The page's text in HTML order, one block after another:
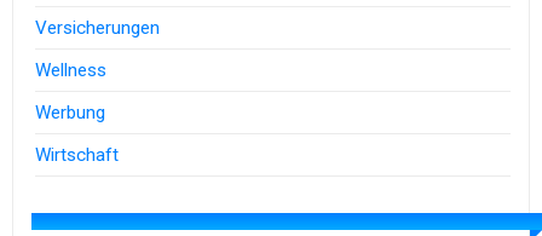
Versicherungen
Wellness
Werbung
Wirtschaft